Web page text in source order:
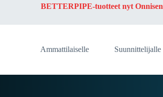
BETTERPIPE-tuotteet nytOnnisen
Ammattilaiselle Suunnittelijalle